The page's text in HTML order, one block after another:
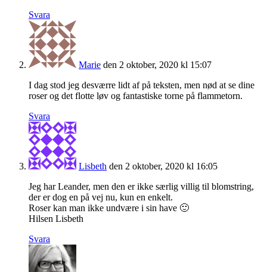
Svara
Marie den 2 oktober, 2020 kl 15:07
I dag stod jeg desværre lidt af på teksten, men nød at se dine
roser og det flotte løv og fantastiske torne på flammetorn.
Svara
Lisbeth den 2 oktober, 2020 kl 16:05
Jeg har Leander, men den er ikke særlig villig til blomstring,
der er dog en på vej nu, kun en enkelt.
Roser kan man ikke undvære i sin have 🙂
Hilsen Lisbeth
Svara